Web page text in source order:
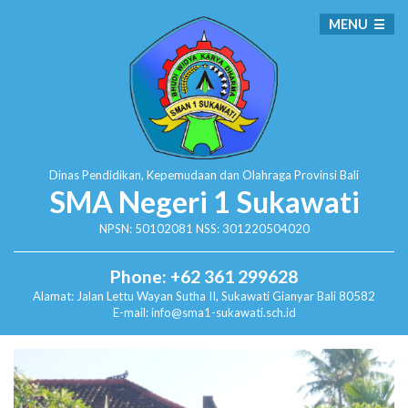
Dinas Pendidikan, Kepemudaan dan Olahraga Provinsi Bali
SMA Negeri 1 Sukawati
NPSN: 50102081 NSS: 301220504020
Phone: +62 361 299628
Alamat: Jalan Lettu Wayan Sutha II, SukawatiGianyar Bali 80582
E-mail: info@sma1-sukawati.sch.id
MENU